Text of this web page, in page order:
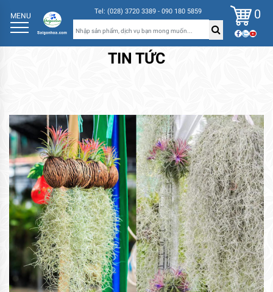
MENU Tel: (028) 3720 3389 - 090 180 5859 0
TIN TỨC